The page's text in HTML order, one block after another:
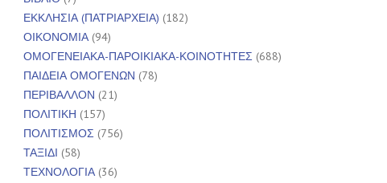
ΕΚΚΛΗΣΙΑ (ΠΑΤΡΙΑΡΧΕΙΑ) (182)
ΟΙΚΟΝΟΜΙΑ(94)
ΟΜΟΓΕΝΕΙΑΚΑ-ΠΑΡΟΙΚΙΑΚΑ-ΚΟΙΝΟΤΗΤΕΣ (688)
ΠΑΙΔΕΙΑ ΟΜΟΓΕΝΩΝ (78)
ΠΕΡΙΒΑΛΛΟΝ (21)
ΠΟΛΙΤΙΚΗ (157)
ΠΟΛΙΤΙΣΜΟΣ (756)
ΤΑΞΙΔΙ (58)
ΤΕΧΝΟΛΟΓΙΑ(36)